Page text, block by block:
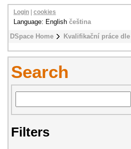
DSpace Home Kvalifikační práce
Login cookies
Language: English čeština
Search
Filters